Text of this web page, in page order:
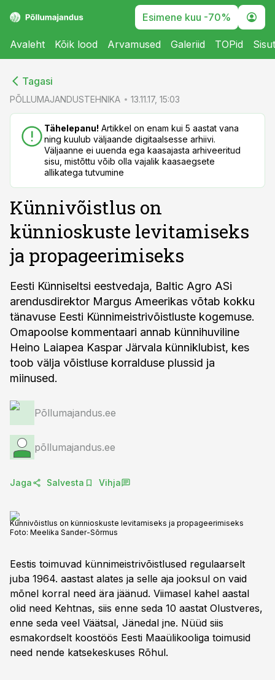
Esimene kuu -70%
Avaleht Kõik lood Arvamused Galeriid TOPid
Tagasi
PÕLLUMAJANDUSTEHNIKA 13.11.17, 15:03
Tähelepanu! Artikkel on enam kui 5 aastat vana
ning kuulub väljaande digitaalsesse arhiivi.
Väljaanne ei uuenda ega kaasajasta arhiveeritud
sisu, mistõttu võib olla vajalik kaasaegsete
allikatega tutvumine
Künnivõistlus on
künnioskuste levitamiseks
ja propageerimiseks
Eesti Künniseltsi eestvedaja, Baltic Agro ASi
arendusdirektor Margus Ameerikas võtab kokku
tänavuse Eesti Künnimeistrivõistluste kogemuse.
Omapoolse kommentaari annab künnihuviline
Heino Laiapea Kaspar Järvala künniklubist, kes
toob välja võistluse korralduse plussid ja
miinused.
Põllumajandus.ee
põllumajandus.ee
Jaga Salvesta Vihja
Künnivõistlus on künnioskuste levitamiseks ja propageerimiseks
Foto: Meelika Sander-Sõrmus
Eestis toimuvad künnimeistrivõistlused regulaarselt
juba 1964. aastast alates ja selle aja jooksul on vaid
mõnel korral need ära jäänud. Viimasel kahel aastal
olid need Kehtnas, siis enne seda 10 aastat Olustveres,
enne seda veel Väätsal, Jänedal jne. Nüüd siis
esmakordselt koostöös Eesti Maaülikooliga toimusid
need nende katsekeskuses Rõhul.